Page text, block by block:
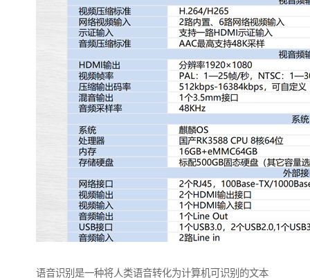
语音识别是一种将人类语音转化为计算机可识别的文本